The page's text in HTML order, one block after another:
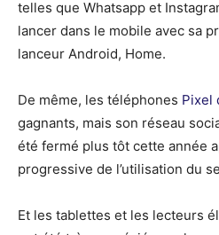
telles que Whatsapp et
lancer dans le mobile avec sa
lanceur Android, Home.
De même, les téléphones Pixel
gagnants, mais son réseau
été fermé plus tôt cette année
progressive de l’utilisation du
Et les tablettes et les lecteurs